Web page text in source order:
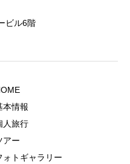
ビル6階
本情報
人旅行
アー
ォトギャラリー